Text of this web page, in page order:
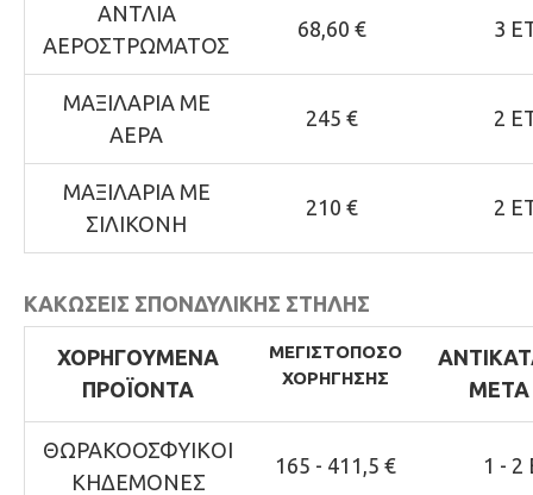
ΑΝΤΛΙΑ
ΑΕΡΟΣΤΡΩΜΑΤΟΣ
68,60 € 3
ΜΑΞΙΛΑΡΙΑ ΜΕ
ΑΕΡΑ
245 € 2
ΜΑΞΙΛΑΡΙΑ ΜΕ
ΣΙΛΙΚΟΝΗ
210 € 2
ΚΑΚΩΣΕΙΣ ΣΠΟΝΔΥΛΙΚΗΣ ΣΤΗΛΗΣ
ΧΟΡΗΓΟΥΜΕΝΑ
ΠΡΟΪΟΝΤΑ
ΜΕΓΙΣΤΟΠΟΣΟ
ΧΟΡΗΓΗΣΗΣ
ΜΕΤΑ
ΘΩΡΑΚΟΟΣΦΥΙΚOI
ΚΗΔΕΜOΝEΣ
165 - 411,5 € 1 -